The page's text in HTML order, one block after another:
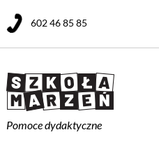
Pomoce dydaktyczne
602 46 85 85